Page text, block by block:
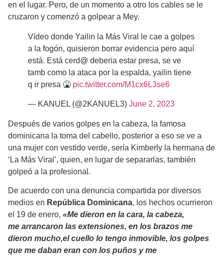
en el lugar. Pero, de un momento a otro los cables se le
cruzaron y comenzó a golpear a Mey.
Vídeo donde Yailin la Más Viral le cae a golpes
a la fogón, quisieron borrar evidencia pero aquí
está. Está cerd@ deberia estar presa, se ve
tamb como la ataca por la espalda, yailin tiene
q ir presa 🤮 pic.twitter.com/M1cx6L3se6
— KANUEL (@2KANUEL3) June 2, 2023
Después de varios golpes en la cabeza, la famosa
dominicana la toma del cabello, posterior a eso se ve a
una mujer con vestido verde, sería Kimberly la hermana de
‘La Más Viral’, quien, en lugar de separarlas, también
golpeó a la profesional.
De acuerdo con una denuncia compartida por diversos
medios en República Dominicana, los hechos ocurrieron
el 19 de enero, «Me dieron en la cara, la cabeza,
me arrancaron las extensiones, en los brazos me
dieron mucho,el cuello lo tengo inmovible, los golpes
que me daban eran con los puños y me